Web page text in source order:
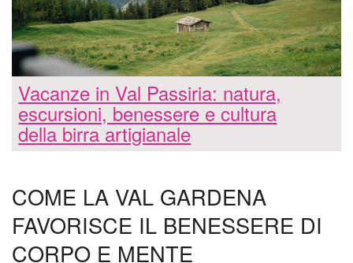
Vacanze in Val Passiria: natura,
escursioni, benessere e cultura
della birra artigianale
COME LA VAL GARDENA
FAVORISCE IL BENESSERE DI
CORPO E MENTE